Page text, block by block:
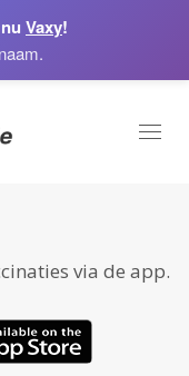
Vaxy!
via de app.